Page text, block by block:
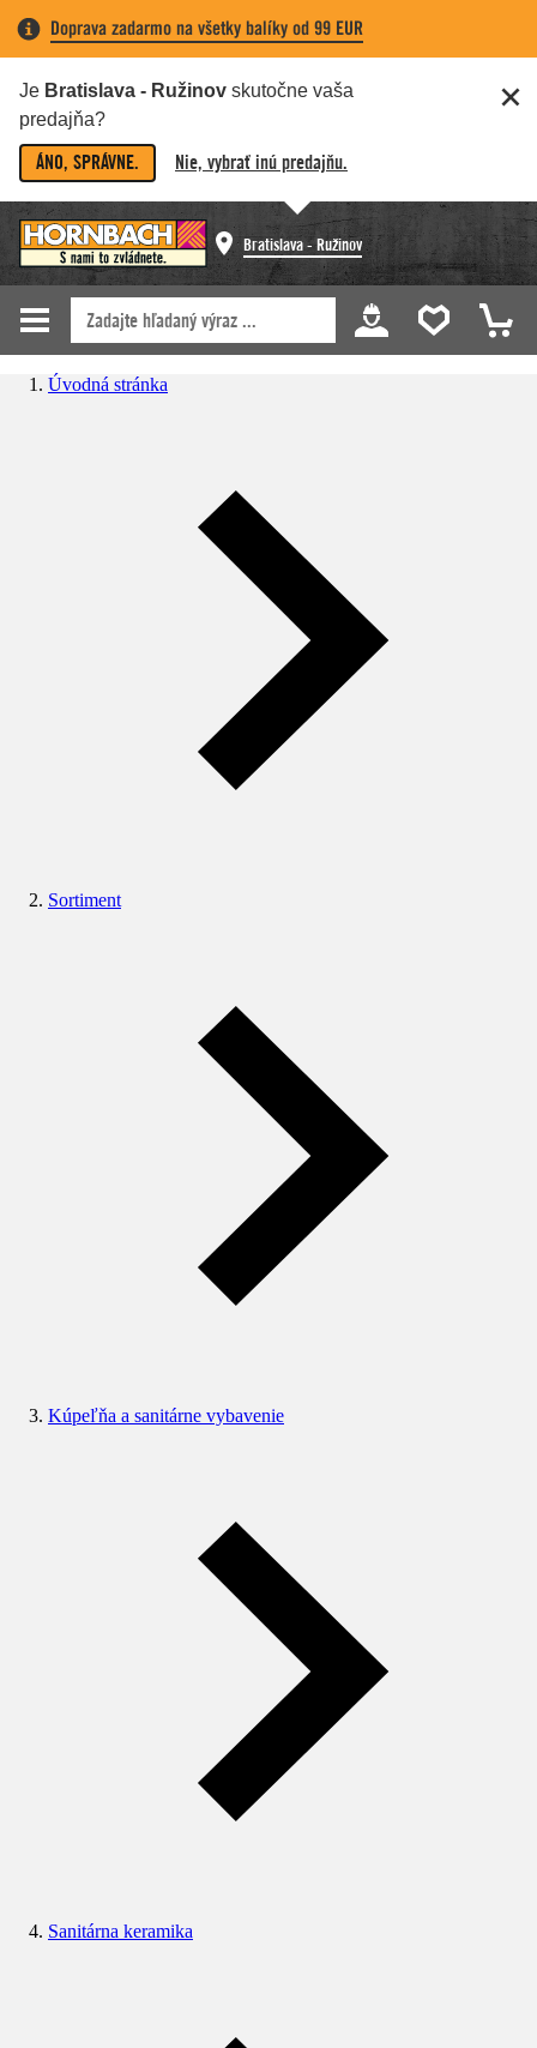
Doprava zadarmo na všetky balíky od 99 EUR
Je Bratislava - Ružinov skutočne vaša
predajňa?
ÁNO, SPRÁVNE. Nie, vybrať inú predajňu.
Bratislava - Ružinov
Úvodná stránka
Sortiment
Kúpeľňa a sanitárne vybavenie
Sanitárna keramika